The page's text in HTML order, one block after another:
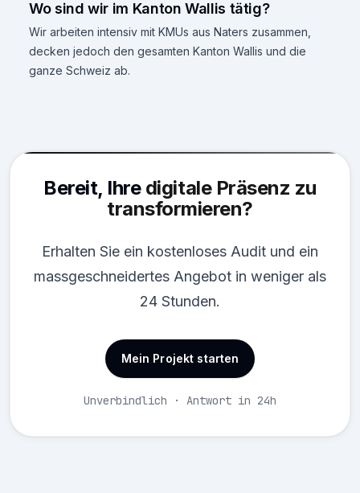
Wo sind wir im Kanton Wallis tätig?
Wir arbeiten intensiv mit KMUs aus Naters zusammen,
decken jedoch den gesamten Kanton Wallis und die
ganze Schweiz ab.
Bereit, Ihre digitale Präsenz zu
transformieren?
Erhalten Sie ein kostenloses Audit und ein
massgeschneidertes Angebot in weniger als
24 Stunden.
Mein Projekt starten
Unverbindlich · Antwort in 24h